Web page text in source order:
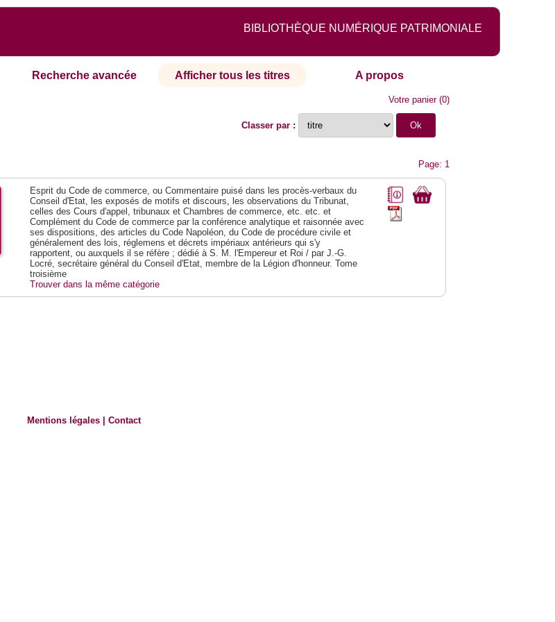
BIBLIOTHÈQUE NUMÉRIQUE PATRIMONIALE
Recherche avancée Afficher tous les titres A propos
Votre panier(0)
Classer par :
Page: 1
Esprit du Code de commerce, ou Commentaire puisé dans les procès-verbaux du
Conseil d'Etat, les exposés de motifs et discours, les observations du Tribunat,
celles des Cours d'appel, tribunaux et Chambres de commerce, etc. etc. et
Complément du Code de commerce par la conférence analytique et raisonnée avec
ses dispositions, des articles du Code Napoléon, du Code de procédure civile et
généralement des lois, réglemens et décrets impériaux antérieurs qui s'y
rapportent, ou auxquels il se réfère ; dédié à S. M. l'Empereur et Roi / par J.-G.
Locré, secrétaire général du Conseil d'Etat, membre de la Légion d'honneur. Tome
troisième
Trouver dans la même catégorie
Mentions légales |Contact